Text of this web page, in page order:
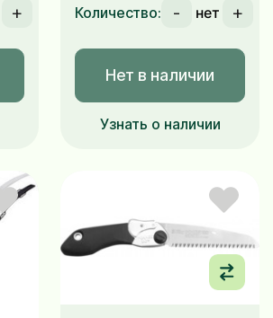
+ Количество: - +
Нет в наличии
Узнать о наличии